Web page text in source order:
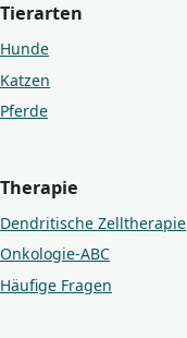
Tierarten
Hunde
Katzen
Pferde
Therapie
Dendritische Zelltherapie
Onkologie-ABC
Häufige Fragen